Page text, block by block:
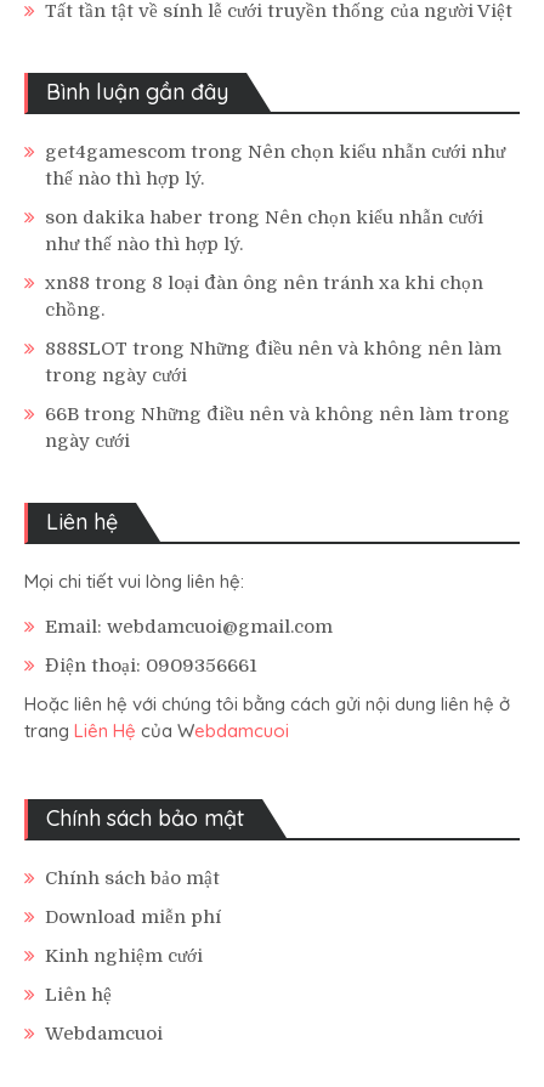
Tất tần tật về sính lễ cưới truyền thống của người Việt
Bình luận gần đây
get4gamescom trong Nên chọn kiểu nhẫn cưới như
thế nào thì hợp lý.
son dakika haber trong Nên chọn kiểu nhẫn cưới
như thế nào thì hợp lý.
xn88 trong 8 loại đàn ông nên tránh xa khi chọn
chồng.
888SLOT trong Những điều nên và không nên làm
trong ngày cưới
66B trong Những điều nên và không nên làm trong
ngày cưới
Liên hệ
Mọi chi tiết vui lòng liên hệ:
Email: webdamcuoi@gmail.com
Điện thoại: 0909356661
Hoặc liên hệ với chúng tôi bằng cách gửi nội dung liên hệ ở
trang Liên Hệ của Webdamcuoi
Chính sách bảo mật
Chính sách bảo mật
Download miễn phí
Kinh nghiệm cưới
Liên hệ
Webdamcuoi